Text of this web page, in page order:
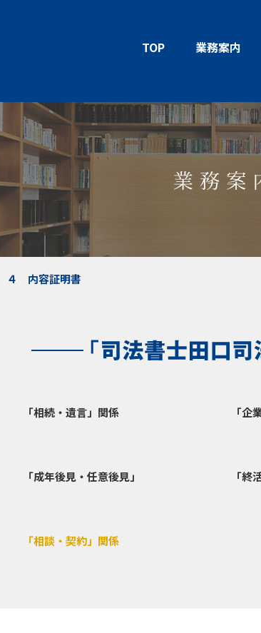
TOP 業務案内
４ 内容証明書
「相続・遺言」関係 「企
「成年後見・任意後見」 「終
「相談・契約」関係